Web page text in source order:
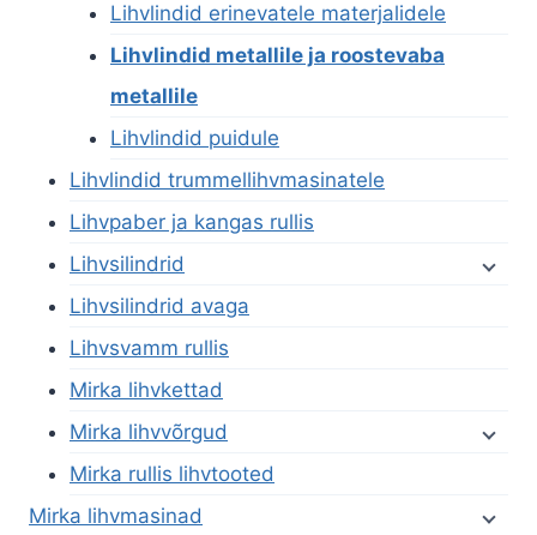
Lihvlindid erinevatele materjalidele
Lihvlindid metallile ja roostevaba
metallile
Lihvlindid puidule
Lihvlindid trummellihvmasinatele
Lihvpaber ja kangas rullis
Lihvsilindrid
Lihvsilindrid avaga
Lihvsvamm rullis
Mirka lihvkettad
Mirka lihvvõrgud
Mirka rullis lihvtooted
Mirka lihvmasinad